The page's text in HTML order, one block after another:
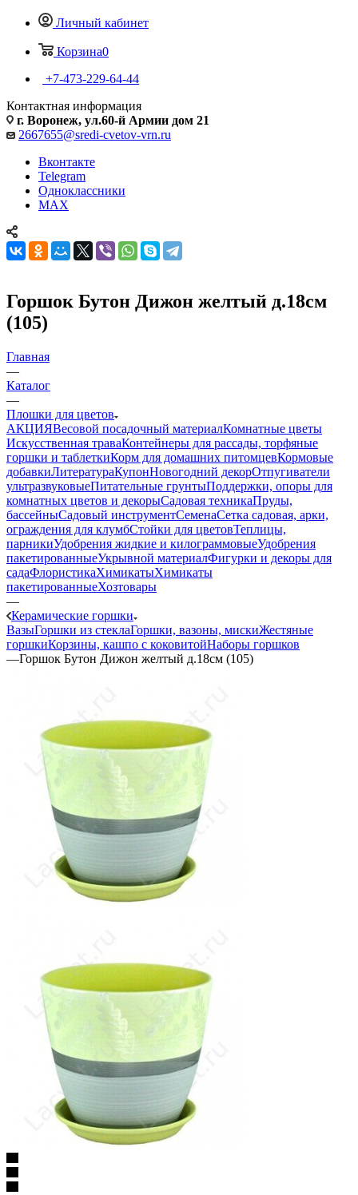
Личный кабинет
Корзина0
+7-473-229-64-44
Контактная информация
г. Воронеж, ул.60-й Армии дом 21
2667655@sredi-cvetov-vrn.ru
Вконтакте
Telegram
Одноклассники
MAX
Горшок Бутон Дижон желтый д.18см
(105)
Главная
—
Каталог
—
Плошки для цветов
АКЦИЯВесовой посадочный материалКомнатные цветы
Искусственная траваКонтейнеры для рассады, торфяные
горшки и таблеткиКорм для домашних питомцевКормовые
добавкиЛитератураКупонНовогодний декорОтпугиватели
ультразвуковыеПитательные грунтыПоддержки, опоры для
комнатных цветов и декорыСадовая техникаПруды,
бассейныСадовый инструментСеменаСетка садовая, арки,
ограждения для клумбСтойки для цветовТеплицы,
парникиУдобрения жидкие и килограммовыеУдобрения
пакетированныеУкрывной материалФигурки и декоры для
садаФлористикаХимикатыХимикаты
пакетированныеХозтовары
—
Керамические горшки
ВазыГоршки из стеклаГоршки, вазоны, мискиЖестяные
горшкиКорзины, кашпо с коковитойНаборы горшков
—Горшок Бутон Дижон желтый д.18см (105)